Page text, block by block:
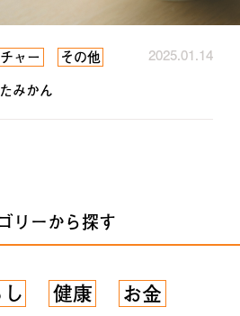
ャー その他
2025.01.14
みかん
リーから探す
健康
お金